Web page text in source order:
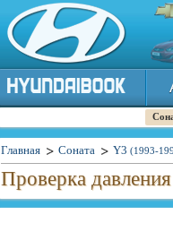
Главная Соната Y3 (1993-
Проверка